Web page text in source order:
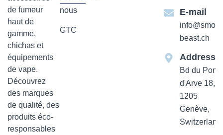
de fumeur
haut de
gamme,
chichas et
équipements
de vape.
Découvrez
des marques
de qualité, des
produits éco-
responsables
nous
GTC
E-mail
info@smok-
beast.ch
Addresse
Bd du Pont-
d'Arve 18,
1205
Genève,
Switzerland